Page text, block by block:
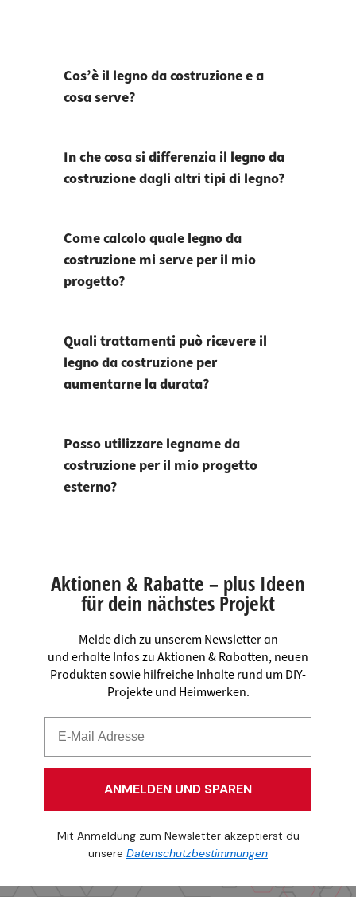
Cos’è il legno da costruzione e a
cosa serve?
In che cosa si differenzia il legno da
costruzione dagli altri tipi di legno?
Come calcolo quale legno da
costruzione mi serve per il mio
progetto?
Quali trattamenti può ricevere il
legno da costruzione per
aumentarne la durata?
Posso utilizzare legname da
costruzione per il mio progetto
esterno?
Aktionen & Rabatte – plus Ideen
für dein nächstes Projekt
Melde dich zu unserem Newsletter an
und erhalte Infos zu Aktionen & Rabatten, neuen
Produkten sowie hilfreiche Inhalte rund um DIY-
Projekte und Heimwerken.
ANMELDEN UND SPAREN
Mit Anmeldung zum Newsletter akzeptierst du
unsere Datenschutzbestimmungen